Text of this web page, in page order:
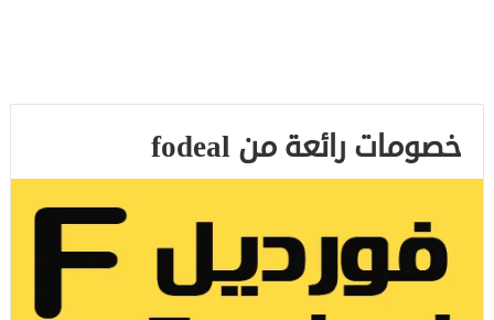
خصومات رائعة من fodeal